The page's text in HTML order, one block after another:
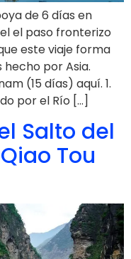
de 6 días en
el paso fronterizo
este viaje forma
por Asia.
(15 días) aquí. 1.
por el Río […]
Salto del
Tou